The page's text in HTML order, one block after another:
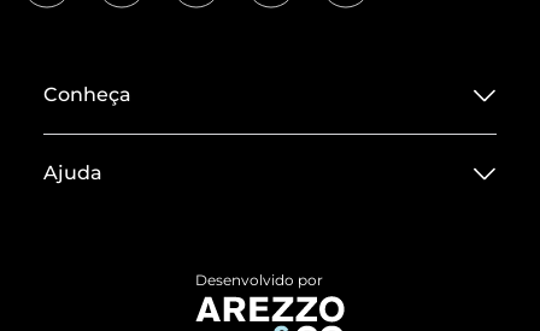
Conheça
Termos de Uso
Ajuda
Devolução do Produto
Desenvolvido por